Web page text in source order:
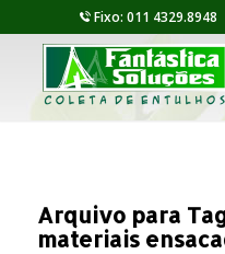
Fixo: 011
Arquivo para
materiais